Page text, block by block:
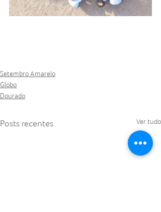
Setembro Amarelo
Globo
Dourado
Posts recentes Ver tudo